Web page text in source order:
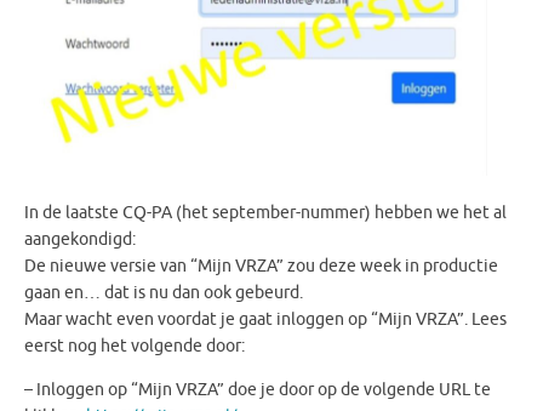
In de laatste CQ-PA (het september-nummer) hebben we het al
aangekondigd:
De nieuwe versie van “Mijn VRZA” zou deze week in productie
gaan en… dat is nu dan ook gebeurd.
Maar wacht even voordat je gaat inloggen op “Mijn VRZA”. Lees
eerst nog het volgende door:
– Inloggen op “Mijn VRZA” doe je door op de volgende URL te